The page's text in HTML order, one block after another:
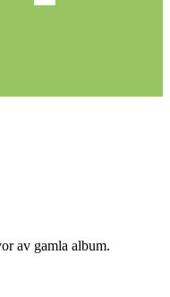
av gamla album.